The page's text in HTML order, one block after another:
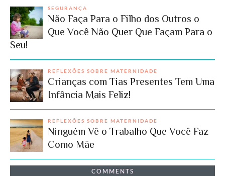
SEGURANÇA
Não Faça Para o Filho dos Outros o
Que Você Não Quer Que Façam Para o
Seu!
REFLEXÕES SOBRE MATERNIDADE
Crianças com Tias Presentes Tem Uma
Infância Mais Feliz!
REFLEXÕES SOBRE MATERNIDADE
Ninguém Vê o Trabalho Que Você Faz
Como Mãe
COMMENTS